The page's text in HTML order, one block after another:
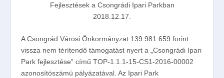
Fejlesztések a Csongrádi Ipari Parkban
2018.12.17.
A Csongrád Városi Önkormányzat 139.981.659 forint
vissza nem térítendő támogatást nyert a „Csongrádi Ipari
Park fejlesztése” című TOP-1.1.1-15-CS1-2016-00002
azonosítószámú pályázatával. Az Ipari Park